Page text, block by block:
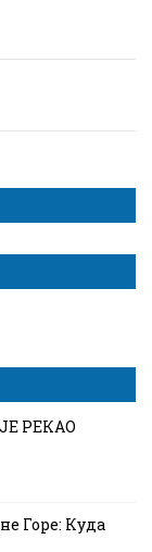
РЕКАО
Горе: Куда